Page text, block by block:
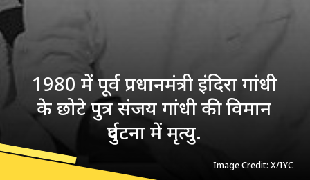
1980 में पूर्व प्रधानमंत्री इंदिरा गांधी
के छोटे पुत्र संजय गांधी की विमान
दुर्घटना में मृत्यु.
Image Credit: X/IYC